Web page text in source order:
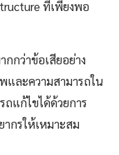
ที่เพียงพอ
กกว่าข้อเสียอย่าง
และความสามารถใน
ถแก้ไขได้ด้วยการ
กรให้เหมาะสม